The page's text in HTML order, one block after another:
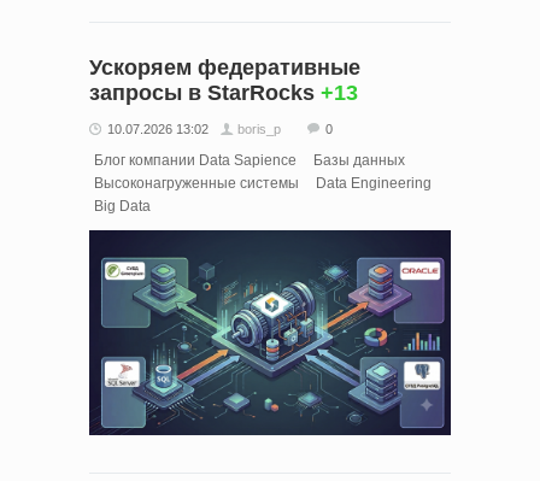
Ускоряем федеративные
запросы в StarRocks +13
10.07.2026 13:02 boris_p 0
Блог компании Data Sapience
Базы данных
Высоконагруженные системы
Data Engineering
Big Data